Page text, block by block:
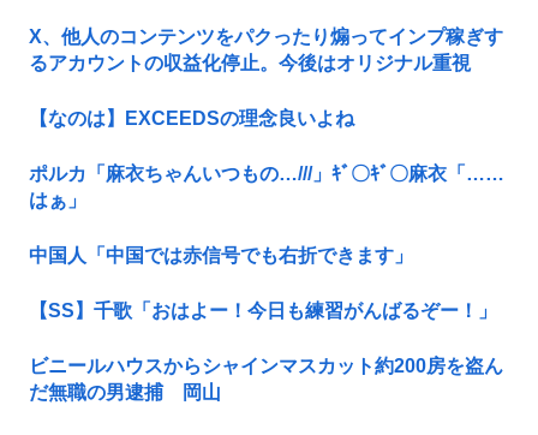
X、他人のコンテンツをパクったり煽ってインプ稼ぎす
るアカウントの収益化停止。今後はオリジナル重視
【なのは】EXCEEDSの理念良いよね
ポルカ「麻衣ちゃんいつもの…///」ｷﾞ〇ｷﾞ〇麻衣「……
はぁ」
中国人「中国では赤信号でも右折できます」
【SS】千歌「おはよー！今日も練習がんばるぞー！」
ビニールハウスからシャインマスカット約200房を盗ん
だ無職の男逮捕 岡山